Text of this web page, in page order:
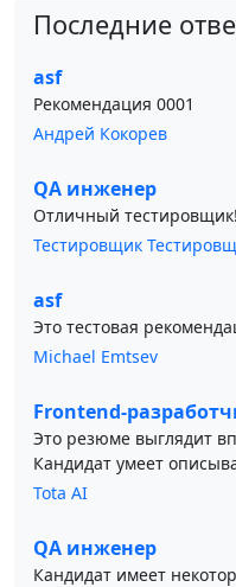
Последние
asf
Рекомендация 0001
Андрей Кокорев
QA инженер
Отличный
Тестировщик
asf
Это тестовая
Michael Emtsev
Frontend-
Это резюме выглядит
Кандидат умеет
Tota AI
QA инженер
Кандидат имеет